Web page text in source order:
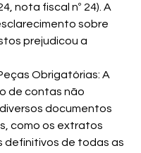
nota fiscal nº 24). A
sobre
prejudicou a
Obrigatórias: A
de contas não
documentos
como os extratos
definitivos de todas as